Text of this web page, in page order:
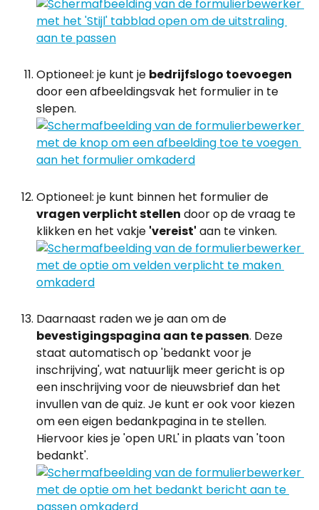
Optioneel: je kunt je bedrijfslogo toevoegen
door een afbeeldingsvak het formulier in te
slepen.
Optioneel: je kunt binnen het formulier de
vragen verplicht stellen door op de vraag te
klikken en het vakje 'vereist' aan te vinken.
Daarnaast raden we je aan om de
bevestigingspagina aan te passen. Deze
staat automatisch op 'bedankt voor je
inschrijving', wat natuurlijk meer gericht is op
een inschrijving voor de nieuwsbrief dan het
invullen van de quiz. Je kunt er ook voor kiezen
om een eigen bedankpagina in te stellen.
Hiervoor kies je 'open URL' in plaats van 'toon
bedankt'.